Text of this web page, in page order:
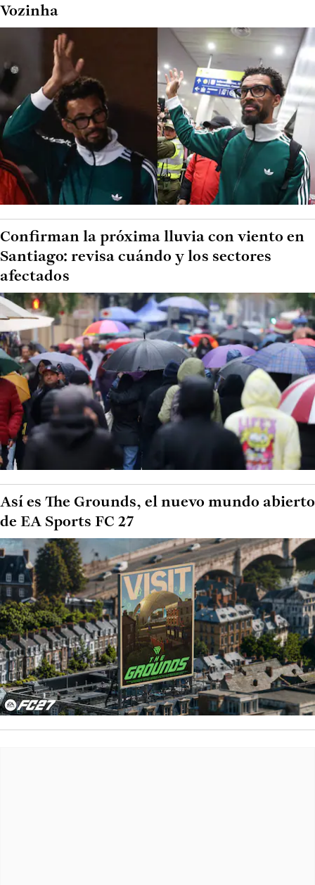
Vozinha
Confirman la próxima lluvia con viento en
Santiago: revisa cuándo y los sectores
afectados
Así es The Grounds, el nuevo mundo abierto
de EA Sports FC 27